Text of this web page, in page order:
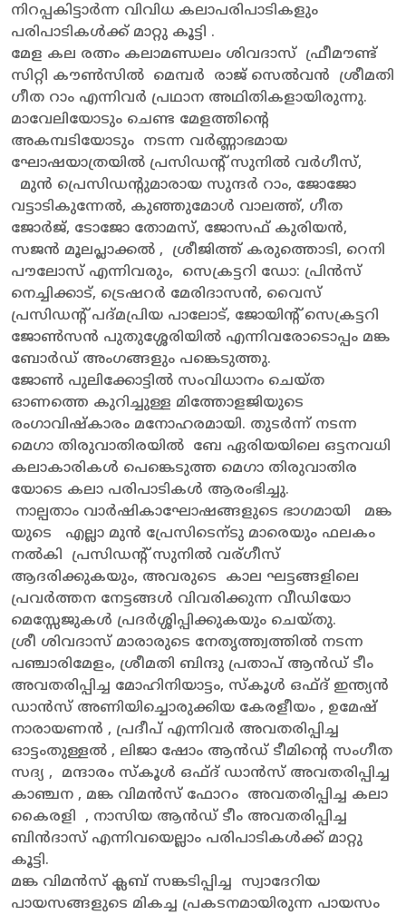
നിറപ്പകിട്ടാർന്ന വിവിധ കലാപരിപാടികളും
പരിപാടികൾക്ക് മാറ്റു കൂട്ടി .
മേള കല രത്നം കലാമണ്ഡലം ശിവദാസ് ഫ്രീമൗണ്ട്
സിറ്റി കൗൺസിൽ മെമ്പർ രാജ് സെൽവൻ ശ്രീമതി
ഗീത റാം എന്നിവർ പ്രഥാന അഥിതികളായിരുന്നു.
മാവേലിയോടും ചെണ്ട മേളത്തിന്റെ
അകമ്പടിയോടും നടന്ന വർണ്ണാഭമായ
ഘോഷയാത്രയിൽ പ്രസിഡന്റ് സുനിൽ വർഗീസ്,
മുൻ പ്രെസിഡന്റുമാരായ സുന്ദർ റാം, ജോജോ
വട്ടാടികുന്നേൽ, കുഞ്ഞുമോൾ വാലത്ത്, ഗീത
ജോർജ്, ടോജോ തോമസ്, ജോസഫ് കുരിയൻ,
സജൻ മൂലപ്ലാക്കൽ , ശ്രീജിത്ത് കരുത്തൊടി, റെനി
പൗലോസ് എന്നിവരും, സെക്രട്ടറി ഡോ: പ്രിൻസ്
നെച്ചിക്കാട്, ട്രെഷറർ മേരിദാസൻ, വൈസ്
പ്രസിഡന്റ് പദ്മപ്രിയ പാലോട്, ജോയിന്റ് സെക്രട്ടറി
ജോൺസൻ പുതുശ്ശേരിയിൽ എന്നിവരോടൊപ്പം മങ്ക
ബോർഡ് അംഗങ്ങളും പങ്കെടുത്തു.
ജോൺ പുലിക്കോട്ടിൽ സംവിധാനം ചെയ്ത
ഓണത്തെ കുറിച്ചുള്ള മിത്തോളജിയുടെ
രംഗാവിഷ്കാരം മനോഹരമായി. തുടർന്ന് നടന്ന
മെഗാ തിരുവാതിരയിൽ ബേ ഏരിയയിലെ ഒട്ടനവധി
കലാകാരികൾ പെങ്കെടുത്ത മെഗാ തിരുവാതിര
യോടെ കലാ പരിപാടികൾ ആരംഭിച്ചു.
നാല്പതാം വാർഷികാഘോഷങ്ങളുടെ ഭാഗമായി മങ്ക
യുടെ എല്ലാ മുൻ പ്രേസിടെന്ടു മാരെയും ഫലകം
നൽകി പ്രസിഡന്റ് സുനിൽ വര്ഗീസ്
ആദരിക്കുകയും, അവരുടെ കാല ഘട്ടങ്ങളിലെ
പ്രവർത്തന നേട്ടങ്ങൾ വിവരിക്കുന്ന വീഡിയോ
മെസ്സേജുകൾ പ്രദർശ്ശിപ്പിക്കുകയും ചെയ്തു.
ശ്രീ ശിവദാസ് മാരാരുടെ നേതൃത്ത്വത്തിൽ നടന്ന
പഞ്ചാരിമേളം, ശ്രീമതി ബിന്ദു പ്രതാപ് ആൻഡ് ടീം
അവതരിപ്പിച്ച മോഹിനിയാട്ടം, സ്കൂൾ ഒഫ്ദ് ഇന്ത്യൻ
ഡാൻസ് അണിയിച്ചൊരുക്കിയ കേരളീയം , ഉമേഷ്
നാരായണൻ , പ്രദീപ് എന്നിവർ അവതരിപ്പിച്ച
ഓട്ടംതുള്ളൽ , ലിജാ ഷോം ആൻഡ് ടീമിന്റെ സംഗീത
സദ്യ , മന്ദാരം സ്കൂൾ ഒഫ്ദ് ഡാൻസ് അവതരിപ്പിച്ച
കാഞ്ചന , മങ്ക വിമൻസ് ഫോറം അവതരിപ്പിച്ച കലാ
കൈരളി , നാസിയ ആൻഡ് ടീം അവതരിപ്പിച്ച
ബിൻദാസ് എന്നിവയെല്ലാം പരിപാടികൾക്ക് മാറ്റു
കൂട്ടി.
മങ്ക വിമൻസ് ക്ലബ് സങ്കടിപ്പിച്ച സ്വാദേറിയ
പായസങ്ങളുടെ മികച്ച പ്രകടനമായിരുന്ന പായസം